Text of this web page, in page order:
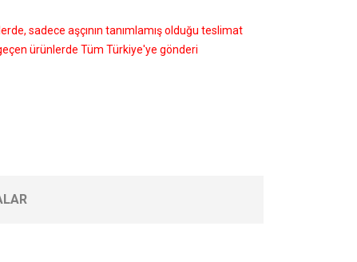
sadece aşçının tanımlamış olduğu teslimat
ürünlerde Tüm Türkiye'ye gönderi